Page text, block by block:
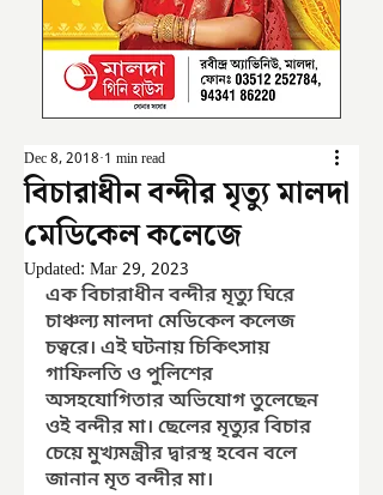
বিচারাধীন বন্দীর মৃত্যু মালদা
মেডিকেল কলেজে
Dec 8, 2018 1 min read
Updated: Mar 29, 2023
এক বিচারাধীন বন্দীর মৃত্যু ঘিরে
চাঞ্চল্য মালদা মেডিকেল কলেজ
চত্বরে। এই ঘটনায় চিকিৎসায়
গাফিলতি ও পুলিশের
অসহযোগিতার অভিযোগ তুলেছেন
ওই বন্দীর মা। ছেলের মৃত্যুর বিচার
চেয়ে মুখ্যমন্ত্রীর দ্বারস্থ হবেন বলে
জানান মৃত বন্দীর মা।